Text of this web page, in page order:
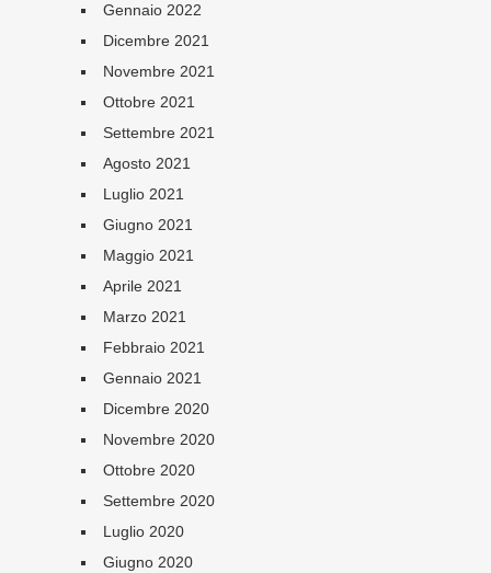
Gennaio 2022
Dicembre 2021
Novembre 2021
Ottobre 2021
Settembre 2021
Agosto 2021
Luglio 2021
Giugno 2021
Maggio 2021
Aprile 2021
Marzo 2021
Febbraio 2021
Gennaio 2021
Dicembre 2020
Novembre 2020
Ottobre 2020
Settembre 2020
Luglio 2020
Giugno 2020